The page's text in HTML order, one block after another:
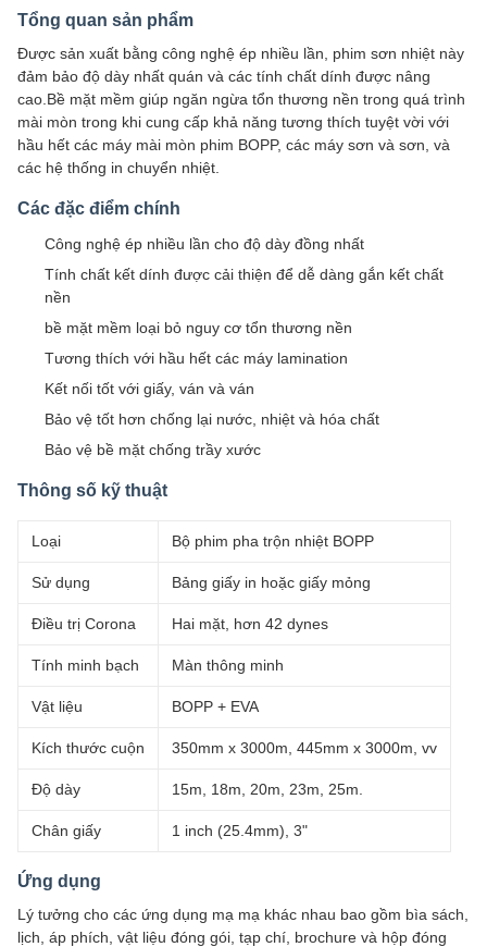
Tổng quan sản phẩm
Được sản xuất bằng công nghệ ép nhiều lần, phim sơn nhiệt này
đảm bảo độ dày nhất quán và các tính chất dính được nâng
cao.Bề mặt mềm giúp ngăn ngừa tổn thương nền trong quá trình
mài mòn trong khi cung cấp khả năng tương thích tuyệt vời với
hầu hết các máy mài mòn phim BOPP, các máy sơn và sơn, và
các hệ thống in chuyển nhiệt.
Các đặc điểm chính
Công nghệ ép nhiều lần cho độ dày đồng nhất
Tính chất kết dính được cải thiện để dễ dàng gắn kết chất
nền
bề mặt mềm loại bỏ nguy cơ tổn thương nền
Tương thích với hầu hết các máy lamination
Kết nối tốt với giấy, ván và ván
Bảo vệ tốt hơn chống lại nước, nhiệt và hóa chất
Bảo vệ bề mặt chống trầy xước
Thông số kỹ thuật
Loại Bộ phim pha trộn nhiệt BOPP
Sử dụng Bảng giấy in hoặc giấy mỏng
Điều trị Corona Hai mặt, hơn 42 dynes
Tính minh bạch Màn thông minh
Vật liệu BOPP + EVA
Kích thước cuộn 350mm x 3000m, 445mm x 3000m, vv
Độ dày 15m, 18m, 20m, 23m, 25m.
Chân giấy 1 inch (25.4mm), 3"
Ứng dụng
Lý tưởng cho các ứng dụng mạ mạ khác nhau bao gồm bìa sách,
lịch, áp phích, vật liệu đóng gói, tạp chí, brochure và hộp đóng